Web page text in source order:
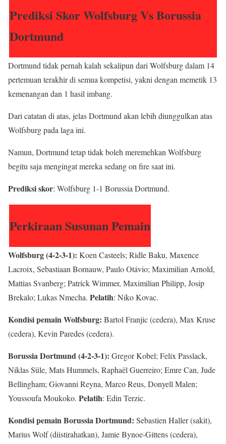
Prediksi Skor Wolfsburg Vs Borussia
Dortmund
Dortmund tidak pernah kalah sekalipun dari Wolfsburg dalam 14
pertemuan terakhir di semua kompetisi, yakni dengan memetik 13
kemenangan dan 1 hasil imbang.
Dari catatan di atas, jelas Dortmund akan lebih diunggulkan atas
Wolfsburg pada laga ini.
Namun, Dortmund tetap tidak boleh meremehkan Wolfsburg
begitu saja mengingat mereka sedang on fire saat ini.
Prediksi skor: Wolfsburg 1-1 Borussia Dortmund.
Perkiraan Susunan Pemain
Wolfsburg (4-2-3-1): Koen Casteels; Ridle Baku, Maxence
Lacroix, Sebastiaan Bornauw, Paulo Otávio; Maximilian Arnold,
Mattias Svanberg; Patrick Wimmer, Maximilian Philipp, Josip
Brekalo; Lukas Nmecha. Pelatih: Niko Kovac.
Kondisi pemain Wolfsburg: Bartol Franjic (cedera), Max Kruse
(cedera), Kevin Paredes (cedera).
Borussia Dortmund (4-2-3-1): Gregor Kobel; Felix Passlack,
Niklas Süle, Mats Hummels, Raphaël Guerreiro; Emre Can, Jude
Bellingham; Giovanni Reyna, Marco Reus, Donyell Malen;
Youssoufa Moukoko. Pelatih: Edin Terzic.
Kondisi pemain Borussia Dortmund: Sebastien Haller (sakit),
Marius Wolf (diistirahatkan), Jamie Bynoe-Gittens (cedera),